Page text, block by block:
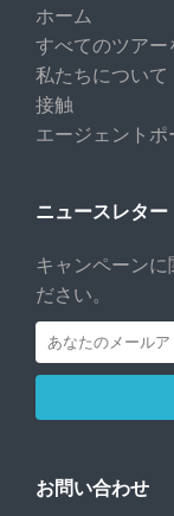
ホーム
すべてのツアー
私たちについて
接触
エージェントポ
ニュースレター
キャンペーン
ださい。
お問い合わせ